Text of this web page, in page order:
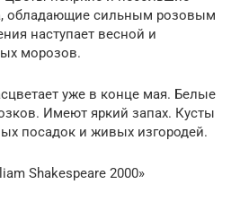
обладающие сильным розовым
наступает весной и
морозов.
уже в конце мая. Белые
Имеют яркий запах. Кусты
посадок и живых изгородей.
Shakespeare 2000»